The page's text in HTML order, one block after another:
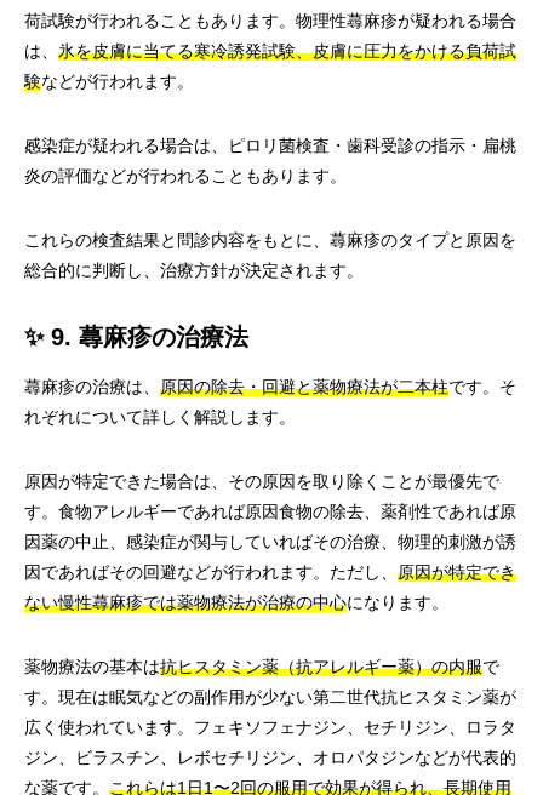
荷試験が行われることもあります。物理性蕁麻疹が疑われる場合
は、 氷を皮膚に当てる寒冷誘発試験、皮膚に圧力をかける負荷試
験などが行われます。
感染症が疑われる場合は、ピロリ菌検査・歯科受診の指示・扁桃
炎の評価などが行われることもあります。
これらの検査結果と問診内容をもとに、蕁麻疹のタイプと原因を
総合的に判断し、治療方針が決定されます。
✨ 9. 蕁麻疹の治療法
蕁麻疹の治療は、 原因の除去・回避と薬物療法が二本柱です。そ
れぞれについて詳しく解説します。
原因が特定できた場合は、その原因を取り除くことが最優先で
す。食物アレルギーであれば原因食物の除去、薬剤性であれば原
因薬の中止、感染症が関与していればその治療、物理的刺激が誘
因であればその回避などが行われます。ただし、 原因が特定でき
ない慢性蕁麻疹では薬物療法が治療の中心になります。
薬物療法の基本は抗ヒスタミン薬（抗アレルギー薬）の内服で
す。現在は眠気などの副作用が少ない第二世代抗ヒスタミン薬が
広く使われています。フェキソフェナジン、セチリジン、ロラタ
ジン、ビラスチン、レボセチリジン、オロパタジンなどが代表的
な薬です。 これらは1日1〜2回の服用で効果が得られ、長期使用